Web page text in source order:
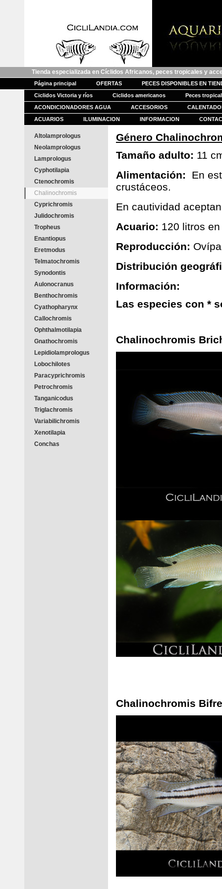
Tienda especializada en Cíclidos Africanos, peces tropicales y
Página principal OFERTAS
PECES DISPONIBLES EN
Ciclidos Victoria y ríos
Ciclidos americanos
Peces
ACONDICIONADORES AGUA
ACCESORIOS
ACUARIOS
ILUMINACION INFORMACION
Altolamprologus
Neolamprologus
Lamprologus
Cyphotilapia
Ctenochromis
Chalinochromis
Cyprichromis
Julidochromis
Tropheus
Enantiopus
Eretmodus
Telmatochromis
Synodontis
Aulonocranus
Benthochromis
Cyathopharynx
Callochromis
Ophthalmotilapia
Gnathochromis
Lepidiolamprologus
Lobochilotes
Paracyprichromis
Petrochromis
Tanganicodus
Triglachromis
Variabilichromis
Xenotilapia
Conchas
Género
Tamaño adulto: 11
Alimentación:
En
crustáceos.
En cautividad
Acuario: 120 litros
Reproducción:
Distribución
Información:
Las especies con *
Chalinochromis
Chalinochromis